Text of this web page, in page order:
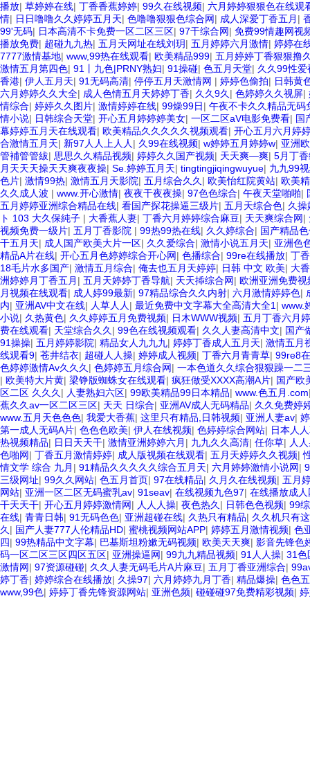
播放| 草婷婷在线| 丁香香蕉婷婷| 99久在线视频| 六月婷婷狠狠色在线观
情| 日日噜噜久久婷婷五月天| 色噜噜狠狠色综合网| 成人深爱丁香五月 |
99'无码| 日本高清不卡免费一区二区三区| 97干综合网| 免费99情趣网视
播放免费| 超碰九九热| 五月天网址在线刘玥| 五月婷婷六月激情| 婷婷在
7777激情基地| www,99热在线观看| 欧美精品999| 五月婷婷丁香狠狠撸
激情五月第四色| 91丨九色|PRNY熟妇| 91操碰| 色五月天堂| 久久99性爱
香港| 伊人五月天| 91无码高清| 停停五月天激情网 | 婷婷色偷拍| 日韩黄
六月婷婷久久大全| 成人色情五月天婷婷丁香| 久久9久 | 色婷婷久久视屏|
情综合| 婷婷久久图片| 激情婷婷在线| 99燥99日| 午夜不卡久久精品无码
情小说| 日韩综合天堂| 开心五月婷婷婷美女| 一区二区aV电影免费看| 国
幕婷婷五月天在线观看| 欧美精品久久久久久视频观看| 开心五月六月婷
合激情五月天| 新97人人上人人 | 久99在线视频| w婷婷五月婷婷w| 亚洲
管補管管紱| 思思久久精品视频| 婷婷久久国产视频| 天天爽—爽| 5月丁
月天天天操天天爽夜夜操| Se.婷婷五月天| tingtingjiqingwuyue| 九九99
色片| 激情99热| 激情五月天影院| 五月综合久久 | 欧美怡红院黄站| 欧美
久久成人波 | www.开心激情| 夜夜干夜夜操| 97色色综合| 午夜天堂啪啪|
五月婷婷亚洲综合精品在线| 看国产探花操逼三级片| 五月天综合色| 久操
ト 103 大久保純子 | 大香蕉人妻| 丁香六月婷婷综合麻豆| 天天爽综合网|
视频免费一级片| 五月丁香影院 | 99热99热在线| 久久婷综合| 国产精品
干五月天| 成人国产欧美大片一区| 久久爱综合| 激情小说五月天| 亚洲色
精品A片在线| 开心五月色婷婷综合开心网| 色播综合| 99re在线播放| 丁
18毛片水多国产| 激情五月综合| 俺去也五月天婷婷| 日韩 中文 欧美| 大
洲婷婷月丁香五月 | 五月天婷婷丁香导航| 天天揷综合网| 欧洲亚洲免费
月视频在线观看| 成人婷99最新| 97精品综合久久内射| 六月激情婷婷色|
内| 亚洲AV中文在线| 人草人人 | 最近免费中文字幕大全高清大全1 | www.
小说| 久热黄色| 久久婷婷五月免费视频| 日木WWW视频| 五月丁香六月
费在线观看| 天堂综合久久 | 99色在线视频观看| 久久人妻高清中文| 国产
91操操| 五月婷婷影院| 精品女人九九九| 婷婷丁香成人五月天| 激情五月
线观看9| 苍井结衣| 超碰人人操| 婷婷成人视频| 丁香六月青青草| 99re8
色婷婷激情Av久久久 | 色婷婷五月综合网| 一本色道久久综合狠狠躁一二
| 欧美特大片黄| 梁铮版蜘蛛女在线观看| 疯狂做受XXXX高潮A片| 国产欧
区二区 久久久 | 人妻熟妇六区| 99欧美精品99日本精品| www.色五月.com
蕉久久av一区二区三区| 天天 日综合| 亚洲AV成人无码精品| 久久免费婷
www.五月天色色色| 我爱大香蕉| 这里只有精品,日韩视频| 亚洲人妻av|
第一成人无码A片| 色色色欧美| 伊人在线视频| 色婷婷综合网站| 日本人
热视频精品| 日日天天干| 激情亚洲婷婷六月 | 九九久久高清| 任你草| 人
色啪网| 丁香五月激情婷婷| 成人版视频在线观看| 五月天婷婷久久视频|
情文学 综合 九月 | 91精品久久久久久综合五月天| 六月婷婷激情小说网|
三级网址| 99久久网站| 色五月首页| 97在线精品| 久月久在线视频| 五月
网站| 亚洲一区二区无码蜜乳av| 91seav| 在线视频九色97| 在线播放成人
干天天干| 开心五月婷婷激情网| 人人人操| 夜色热久 | 日韩色色视频| 99
在线| 青青日韩| 91无码色色| 亚洲超碰在线| 久热只有精品| 久久机只有
久 | 国产人妻777人伦精品HD| 蜜桃视频网站APP| 婷婷五月激情视频| 色
四| 99热精品中文字幕| 巴基斯坦粉嫰无码视频| 欧美天天爽| 影音先锋色
码一区二区三区四区五区| 亚洲操逼网| 99九九精品视频| 91人人操| 31色
激情网| 97资源碰碰| 久久人妻无码毛片A片麻豆| 五月丁香亚洲综合|
婷丁香| 婷婷综合在线播放| 久操97| 六月婷婷九月丁香| 精品爆操| 色色
www,99色| 婷婷丁香先锋资源网站| 亚洲色频| 碰碰碰97免费精彩视频|